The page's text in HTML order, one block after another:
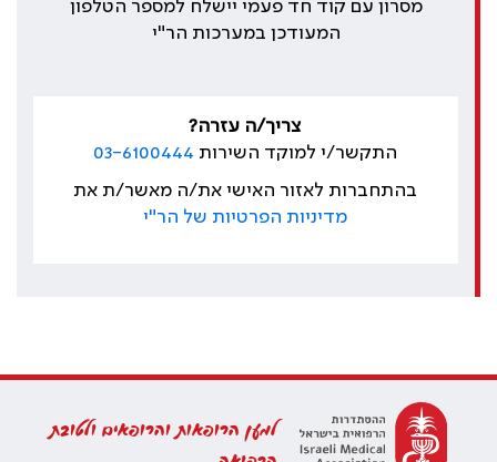
מסרון עם קוד חד פעמי יישלח למספר הטלפון
המעודכן במערכות הר"י
צריך/ה עזרה?
התקשר/י למוקד השירות 03-6100444
בהתחברות לאזור האישי את/ה מאשר/ת את
מדיניות הפרטיות של הר"י
למען הרופאות והרופאים ולטובת